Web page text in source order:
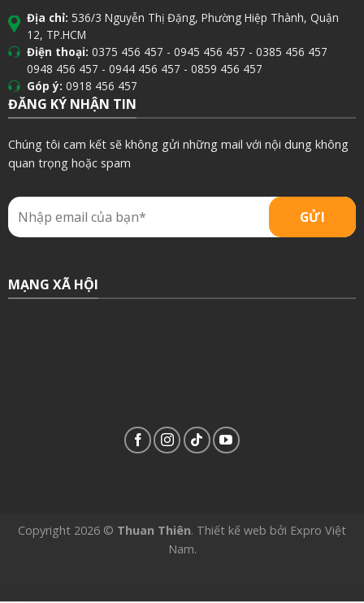
Địa chỉ: 536/3 Nguyễn Thị Đặng, Phường Hiệp Thành, Quận
12, TP.HCM
Điện thoại: 0375 456 457 - 0945 456 457 - 0385 456 457
0948 456 457 - 0944 456 457 - 0859 456 457
Góp ý: 0918 456 457
ĐĂNG KÝ NHẬN TIN
Chúng tôi cam kết sẽ không gửi những mail với nội dung không
quan trọng hoặc spam
MẠNG XÃ HỘI
Copyright 2026 © Thuan Thiên. Thiết kế web bởi Expro Việt
Nam.